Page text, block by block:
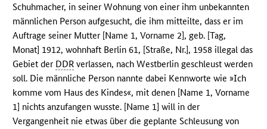
Schuhmacher, in seiner Wohnung von einer ihm unbekannten
männlichen Person aufgesucht, die ihm mitteilte, dass er im
Auftrage seiner Mutter [Name 1, Vorname 2], geb. [Tag,
Monat] 1912, wohnhaft Berlin 61, [Straße, Nr.], 1958 illegal das
Gebiet der DDR verlassen, nach Westberlin geschleust werden
soll. Die männliche Person nannte dabei Kennworte wie »Ich
komme vom Haus des Kindes«, mit denen [Name 1, Vorname
1] nichts anzufangen wusste. [Name 1] will in der
Vergangenheit nie etwas über die geplante Schleusung von